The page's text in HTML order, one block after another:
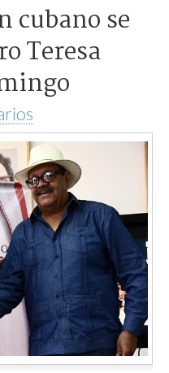
cubano se
Teresa